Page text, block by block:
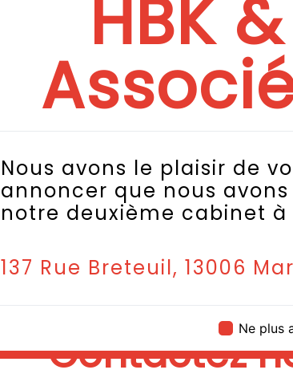
HBK &
Nous avons le plaisir de
annoncer que nous
notre deuxième cabinet à
137 Rue Breteuil, 13006
Ne plus
Contactez